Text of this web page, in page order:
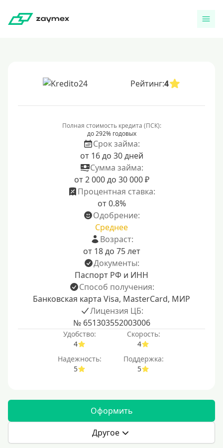
Рейтинг:4
Полная стоимость кредита (ПСК):
до 292% годовых
Срок займа:
от 16 до 30 дней
Сумма займа:
от 2 000 до 30 000 ₽
Процентная ставка:
от 0.8%
Одобрение:
Среднее
Возраст:
от 18 до 75 лет
Документы:
Паспорт РФ и ИНН
Способ получения:
Банковская карта Visa, MasterCard, МИР
Лицензия ЦБ:
№ 651303552003006
Удобство:
4
Скорость:
4
Надежность:
5
Поддержка:
5
Оформить
Другое